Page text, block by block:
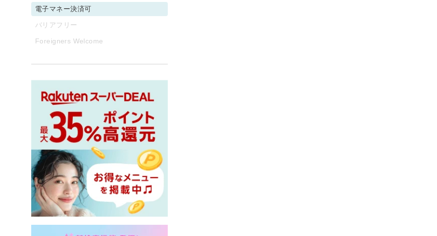
電子マネー決済可
バリアフリー
Foreigners Welcome